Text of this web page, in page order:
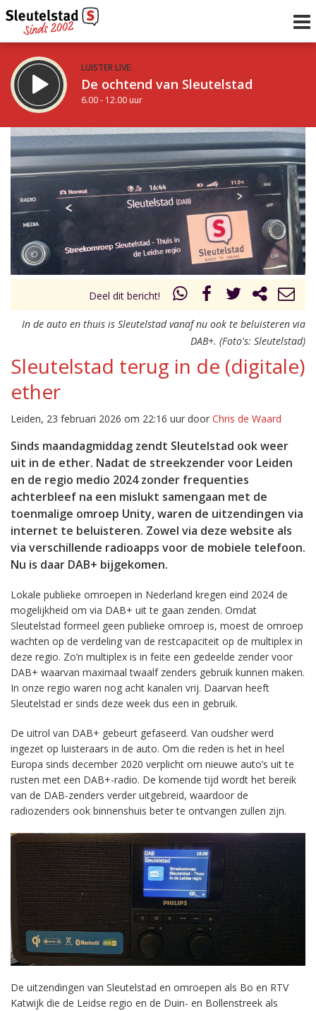
LUISTER LIVE:
De ochtend van Sleutelstad
6.00 - 12.00 uur
STRAKS:
De middag van Sleutelstad
12.00 - 18.00 uur
Vorig uur
uur 1 van 0 Volgend uur
Deel dit bericht!
In de auto en thuis is Sleutelstad vanaf nu ook te beluisteren via
DAB+. (Foto's: Sleutelstad)
Sleutelstad terug in de (digitale)
ether
Leiden, 23 februari 2026 om 22:16 uur door Chris de Waard
Sinds maandagmiddag zendt Sleutelstad ook weer
uit in de ether. Nadat de streekzender voor Leiden
en de regio medio 2024 zonder frequenties
achterbleef na een mislukt samengaan met de
toenmalige omroep Unity, waren de uitzendingen via
internet te beluisteren. Zowel via deze website als
via verschillende radioapps voor de mobiele telefoon.
Nu is daar DAB+ bijgekomen.
Lokale publieke omroepen in Nederland kregen eind 2024 de
mogelijkheid om via DAB+ uit te gaan zenden. Omdat
Sleutelstad formeel geen publieke omroep is, moest de omroep
wachten op de verdeling van de restcapaciteit op de multiplex in
deze regio. Zo’n multiplex is in feite een gedeelde zender voor
DAB+ waarvan maximaal twaalf zenders gebruik kunnen maken.
In onze regio waren nog acht kanalen vrij. Daarvan heeft
Sleutelstad er sinds deze week dus een in gebruik.
De uitrol van DAB+ gebeurt gefaseerd. Van oudsher werd
ingezet op luisteraars in de auto. Om die reden is het in heel
Europa sinds december 2020 verplicht om nieuwe auto’s uit te
rusten met een DAB+-radio. De komende tijd wordt het bereik
van de DAB-zenders verder uitgebreid, waardoor de
radiozenders ook binnenshuis beter te ontvangen zullen zijn.
De uitzendingen van Sleutelstad en omroepen als Bo en RTV
Katwijk die de Leidse regio en de Duin- en Bollenstreek als